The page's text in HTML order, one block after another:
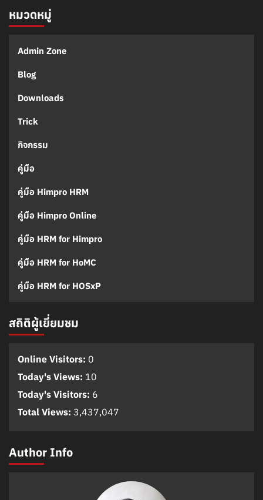
หมวดหมู่
Admin Zone
Blog
Downloads
Trick
กิจกรรม
คู่มือ
คู่มือ Himpro HRM
คู่มือ Himpro Online
คู่มือ HRM for Himpro
คู่มือ HRM for HoMC
คู่มือ HRM for HOSxP
สถิติผู้เยี่ยมชม
Online Visitors: 0
Today's Views: 10
Today's Visitors: 6
Total Views: 3,437,047
Author Info